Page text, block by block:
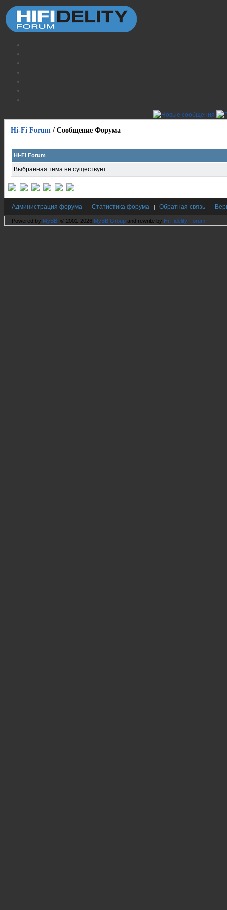
Hi-Fi Forum / Сообщение Форума
Hi-Fi Forum
Выбранная тема не существует.
Администрация форума | Статистика форума | Обратная связь |
Powered by MyBB , © 2001-2026 MyBB Group and rewrite by Hi Fidelity Forum